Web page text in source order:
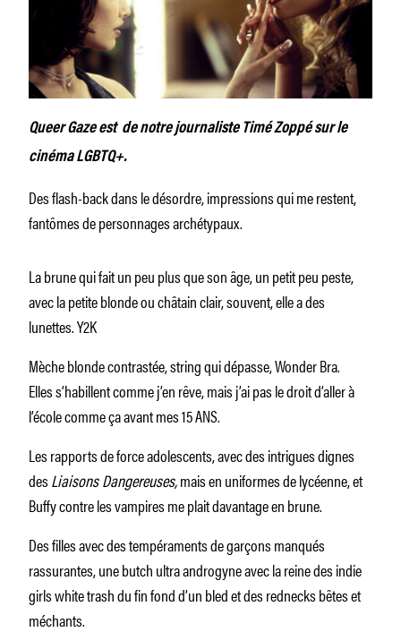
Queer Gaze est de notre journaliste Timé Zoppé sur le
cinéma LGBTQ+.
Des flash-back dans le désordre, impressions qui me restent,
fantômes de personnages archétypaux.
La brune qui fait un peu plus que son âge, un petit peu peste,
avec la petite blonde ou châtain clair, souvent, elle a des
lunettes. Y2K
Mèche blonde contrastée, string qui dépasse, Wonder Bra.
Elles s’habillent comme j’en rêve, mais j’ai pas le droit d’aller à
l’école comme ça avant mes 15 ANS.
Les rapports de force adolescents, avec des intrigues dignes
desLiaisons Dangereuses,mais en uniformes de lycéenne, et
Buffy contre les vampires me plait davantage en brune.
Des filles avec des tempéraments de garçons manqués
rassurantes, une butch ultra androgyne avec la reine des indie
girls white trash du fin fond d’un bled et des rednecks bêtes et
méchants.